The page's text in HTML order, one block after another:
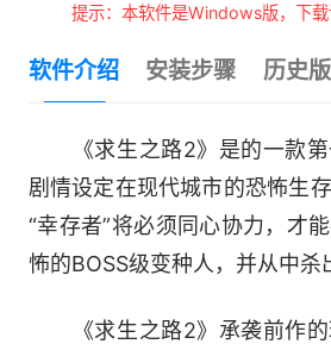
提示：本软件是Windows版，下载
软件介绍 安装步骤 历史
《求生之路2》是的一款第
剧情设定在现代城市的恐怖生
“幸存者”将必须同心协力，才
怖的BOSS级变种人，并从中杀
《求生之路2》承袭前作的